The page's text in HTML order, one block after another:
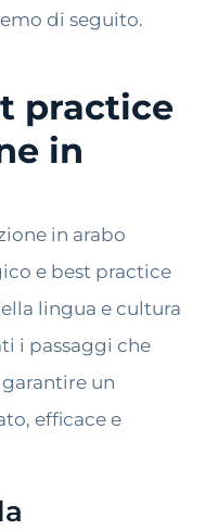
di seguito.
practice
in
in arabo
e best practice
lingua e cultura
i passaggi che
un
efficace e